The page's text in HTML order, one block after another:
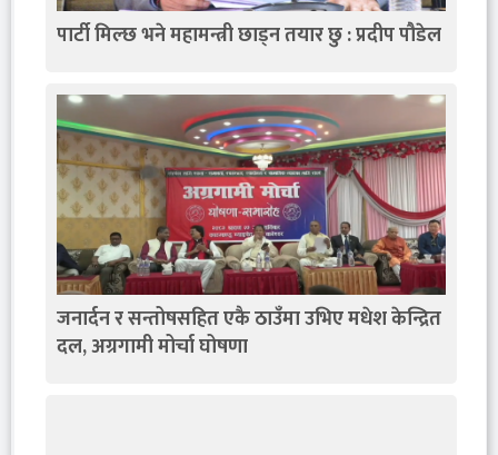
पार्टी मिल्छ भने महामन्त्री छाड्न तयार छु : प्रदीप पौडेल
जनार्दन र सन्तोषसहित एकै ठाउँमा उभिए मधेश केन्द्रित
दल, अग्रगामी मोर्चा घोषणा